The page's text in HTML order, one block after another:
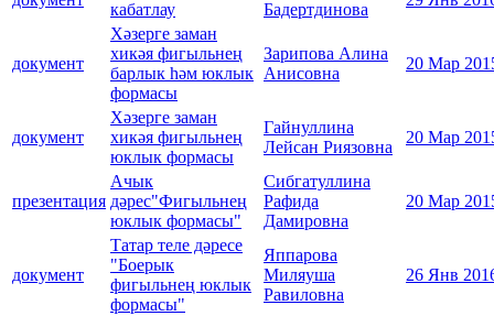
кабатлау
Бадертдинова
документ
Хәзерге заман
хикәя фигыльнең
барлык һәм юклык
формасы
Зарипова Алина
Анисовна
20 Мар
документ
Хәзерге заман
хикәя фигыльнең
юклык формасы
Гайнуллина
Лейсан Риязовна
20 Мар
презентация
Ачык
дәрес"Фигыльнең
юклык формасы"
Сибгатуллина
Рафида
Дамировна
20 Мар
документ
Татар теле дәресе
"Боерык
фигыльнең юклык
формасы"
Яппарова
Миляуша
Равиловна
26 Янв